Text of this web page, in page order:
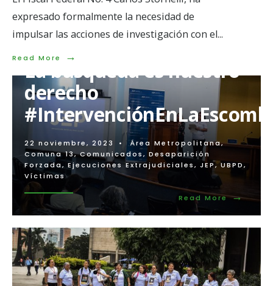
expresado formalmente la necesidad de
impulsar las acciones de investigación con el...
Read More →
Read
Fiscal
argentino
pide
practicar
pruebas
la
investigación
penal
por
crímenes
lesa
contra
expresidente
Álvaro
Uribe
Vélez
La búsqueda es nuestro
derecho
22 noviembre, 2023 • Área Metropolitana,
Comuna 13,Comunicados, Desaparición
Forzada, Ejecuciones Extrajudiciales, JEP,UBPD,
Víctimas
Read More →
Read
búsqueda
nuestro
derecho